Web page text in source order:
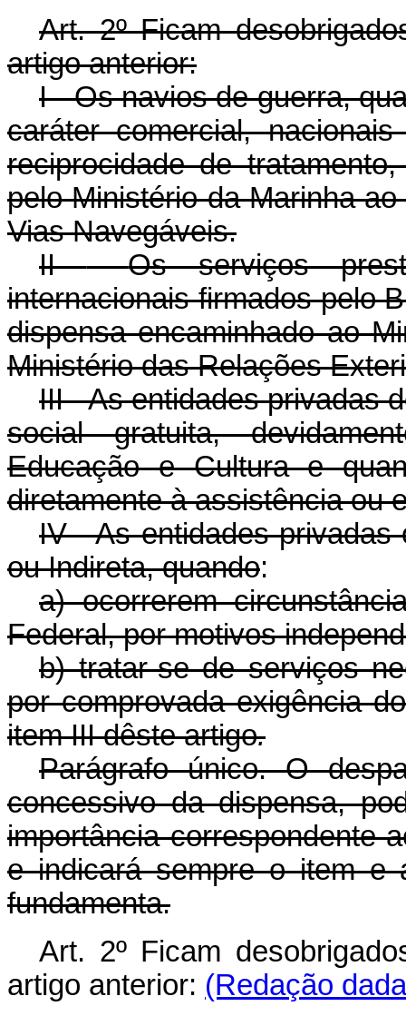
Art. 2º Ficam
artigo anterior:
I - Os navios de guerra,
caráter comercial,
reciprocidade de
pelo Ministério da Marinha
Vias Navegáveis.
II-Os serviços
internacionais firmados pelo
dispensa encaminhado ao
Ministério das Relações
III - As entidades privadas
social gratuita,
Educação e Cultura e
diretamente à assistência ou
IV - As entidades privadas
ou Indireta, quando:
a) ocorrerem
Federal, por motivos
b) tratar-se de serviços
por comprovada exigência
item III dêste artigo.
Parágrafo único. O
concessivo da dispensa,
importância correspondente
e indicará sempre o item e
fundamenta.
Art. 2º Ficam
artigo anterior: (Redação